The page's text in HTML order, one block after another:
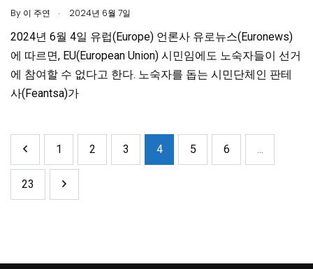
By 이 주연 . 2024년 6월 7일
2024년 6월 4일 유럽(Europe) 언론사 유로뉴스(Euronews)
에 따르면, EU(European Union) 시민임에도 노숙자들이 선거
에 참여할 수 없다고 한다. 노숙자를 돕는 시민단체인 판테
사(Feantsa)가
1 2 3 4 5 6 ...
23